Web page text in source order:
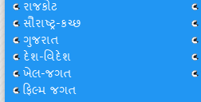
રાજકોટ
સૌરાષ્ટ્ર-કચ્છ
ગુજરાત
દેશ-વિદેશ
ખેલ-જગત
ફિલ્મ જગત